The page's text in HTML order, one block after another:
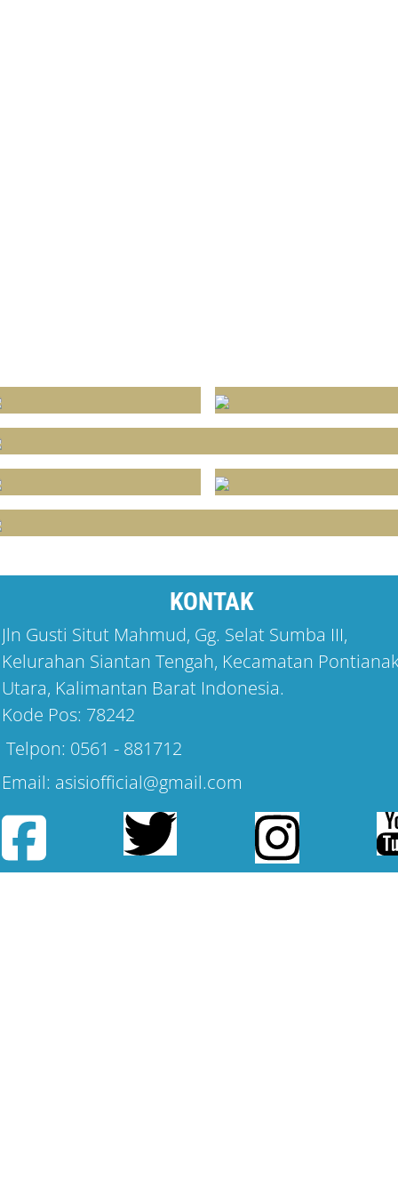
KONTAK
Jln Gusti Situt Mahmud, Gg. Selat Sumba III,
Kelurahan Siantan Tengah, Kecamatan
Utara, Kalimantan Barat Indonesia.
Kode Pos: 78242
Telpon: 0561 - 881712
Email: asisiofficial@gmail.com